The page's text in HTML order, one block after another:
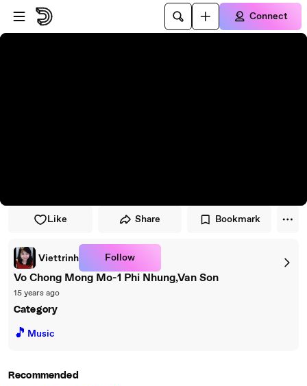
Skip to player
Skip to main content
Connect
Like Share Bookmark
Viettrinh Follow
Vo Chong Mong Mo-1 Phi Nhung,Van Son
15 years ago
Category
🎵 Music
Recommended